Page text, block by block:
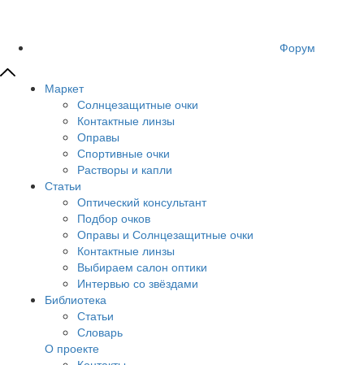
Форум
Маркет
Солнцезащитные очки
Контактные линзы
Оправы
Спортивные очки
Растворы и капли
Статьи
Оптический консультант
Подбор очков
Оправы и Солнцезащитные очки
Контактные линзы
Выбираем салон оптики
Интервью со звёздами
Библиотека
Статьи
Словарь
О проекте